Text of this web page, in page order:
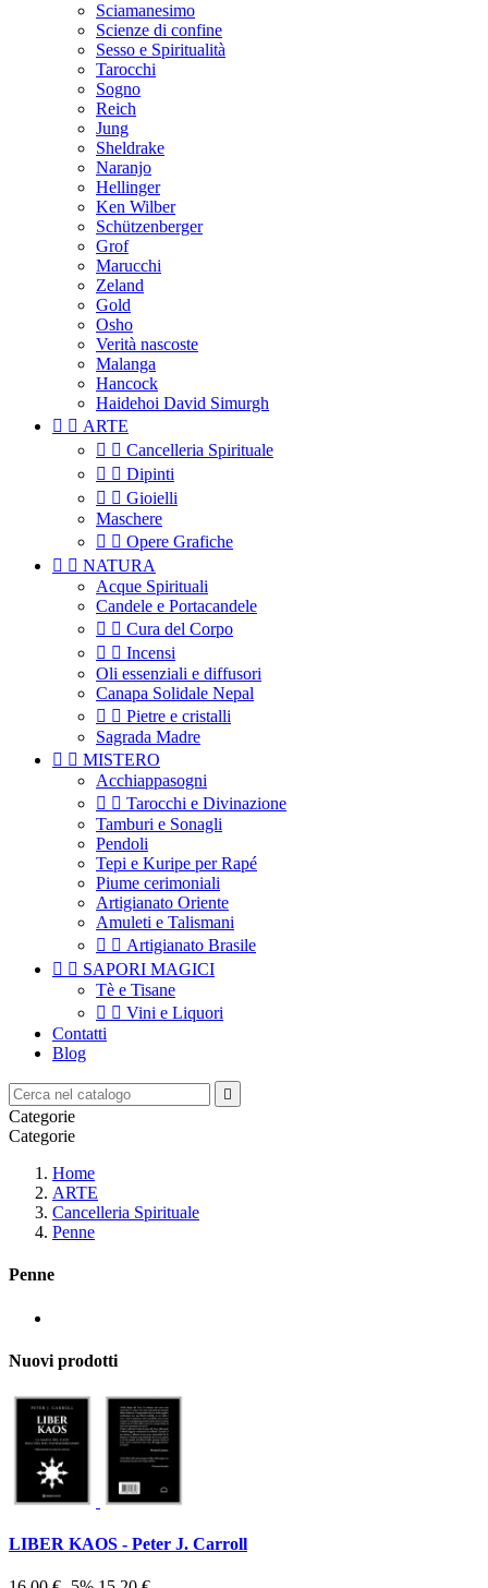
Sciamanesimo
Scienze di confine
Sesso e Spiritualità
Tarocchi
Sogno
Reich
Jung
Sheldrake
Naranjo
Hellinger
Ken Wilber
Schützenberger
Grof
Marucchi
Zeland
Gold
Osho
Verità nascoste
Malanga
Hancock
Haidehoi David Simurgh
  ARTE
  Cancelleria Spirituale
  Dipinti
  Gioielli
Maschere
  Opere Grafiche
  NATURA
Acque Spirituali
Candele e Portacandele
  Cura del Corpo
  Incensi
Oli essenziali e diffusori
Canapa Solidale Nepal
  Pietre e cristalli
Sagrada Madre
  MISTERO
Acchiappasogni
  Tarocchi e Divinazione
Tamburi e Sonagli
Pendoli
Tepi e Kuripe per Rapé
Piume cerimoniali
Artigianato Oriente
Amuleti e Talismani
  Artigianato Brasile
  SAPORI MAGICI
Tè e Tisane
  Vini e Liquori
Contatti
Blog

Categorie
Categorie
Home
ARTE
Cancelleria Spirituale
Penne
Penne
Nuovi prodotti
LIBER KAOS - Peter J. Carroll